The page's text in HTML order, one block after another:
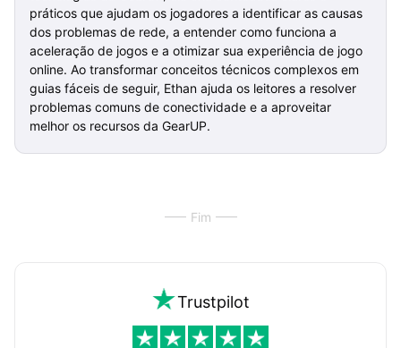
práticos que ajudam os jogadores a identificar as causas
dos problemas de rede, a entender como funciona a
aceleração de jogos e a otimizar sua experiência de jogo
online. Ao transformar conceitos técnicos complexos em
guias fáceis de seguir, Ethan ajuda os leitores a resolver
problemas comuns de conectividade e a aproveitar
melhor os recursos da GearUP.
Fim
Trustpilot